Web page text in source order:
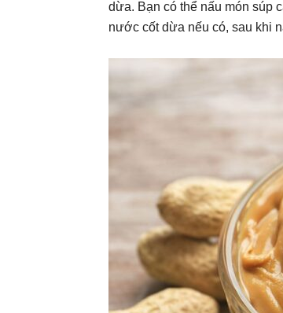
dừa. Bạn có thể nấu món súp
nước cốt dừa nếu có, sau khi